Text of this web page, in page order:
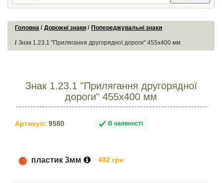
Головна Дорожні знаки Попереджувальні знаки
Знак 1.23.1 "Прилягання другорядної дороги" 455х400 мм
Знак 1.23.1 "Прилягання другорядної
дороги" 455х400 мм
Артикул: 9580 В наявності
пластик 3мм 402 грн